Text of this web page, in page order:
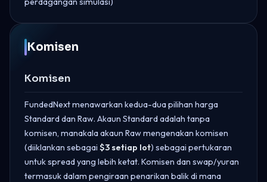
Komisen
Komisen
FundedNext menawarkan kedua-dua pilihan harga
Standard dan Raw. Akaun Standard adalah tanpa
komisen, manakala akaun Raw mengenakan komisen
(diiklankan sebagai $3 setiap lot) sebagai pertukaran
untuk spread yang lebih ketat. Komisen dan swap/yuran
termasuk dalam pengiraan penarikan balik di mana